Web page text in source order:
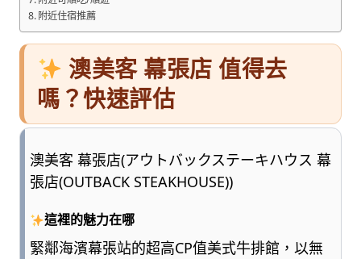
附近住宿推薦
澳美客 幕張店 值得去
嗎？快速評估
澳美客 幕張店(アウトバックステーキハウス 幕
張店(OUTBACK STEAKHOUSE))
這裡的魅力在哪
緊鄰海濱幕張站的超高CP值美式牛排館，以無